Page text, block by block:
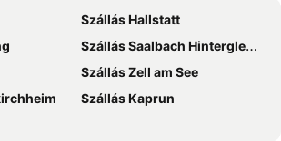
Szállás Hallstatt
Szállás Saalbach Hinterglemm
Szállás Zell am See
Szállás Kaprun